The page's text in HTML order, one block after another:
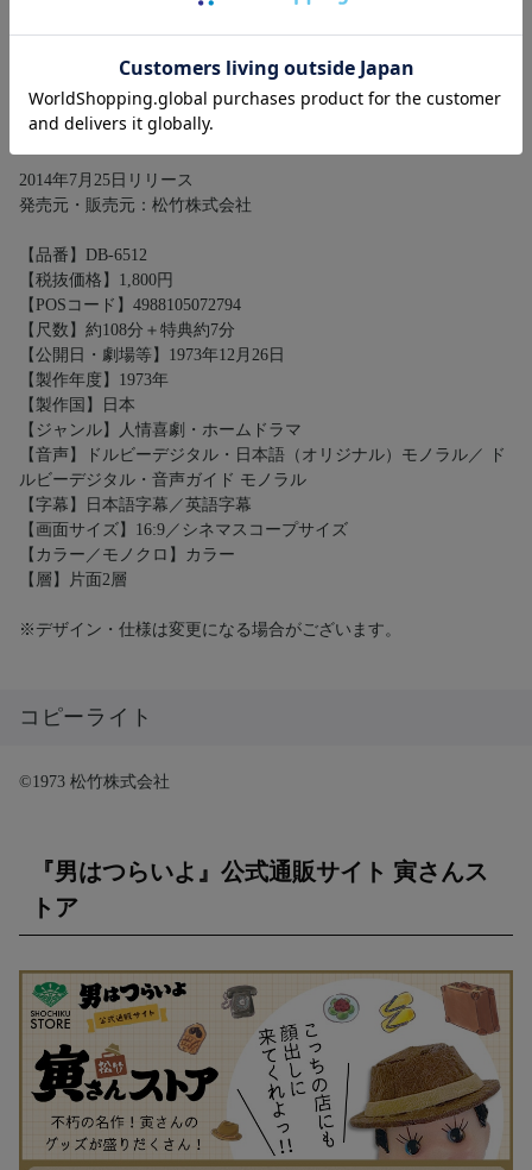
おばちゃん：三﨑千恵子
【その他詳細】
2014年7月25日リリース
発売元・販売元：松竹株式会社
【品番】DB-6512
【税抜価格】1,800円
【POSコード】4988105072794
【尺数】約108分＋特典約7分
【公開日・劇場等】1973年12月26日
【製作年度】1973年
【製作国】日本
【ジャンル】人情喜劇・ホームドラマ
【音声】ドルビーデジタル・日本語（オリジナル）モノラル／ ド
ルビーデジタル・音声ガイド モノラル
【字幕】日本語字幕／英語字幕
【画面サイズ】16:9／シネマスコープサイズ
【カラー／モノクロ】カラー
【層】片面2層
※デザイン・仕様は変更になる場合がございます。
コピーライト
©1973 松竹株式会社
『男はつらいよ』公式通販サイト 寅さんス
トア